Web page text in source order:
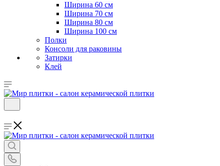
Ширина 60 см
Ширина 70 см
Ширина 80 см
Ширина 100 см
Полки
Консоли для раковины
Затирки
Клей